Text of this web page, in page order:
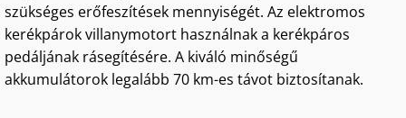
szükséges erőfeszítések mennyiségét. Az elektromos
kerékpárok villanymotort használnak a kerékpáros
pedáljának rásegítésére. A kiváló minőségű
akkumulátorok legalább 70 km-es távot biztosítanak.